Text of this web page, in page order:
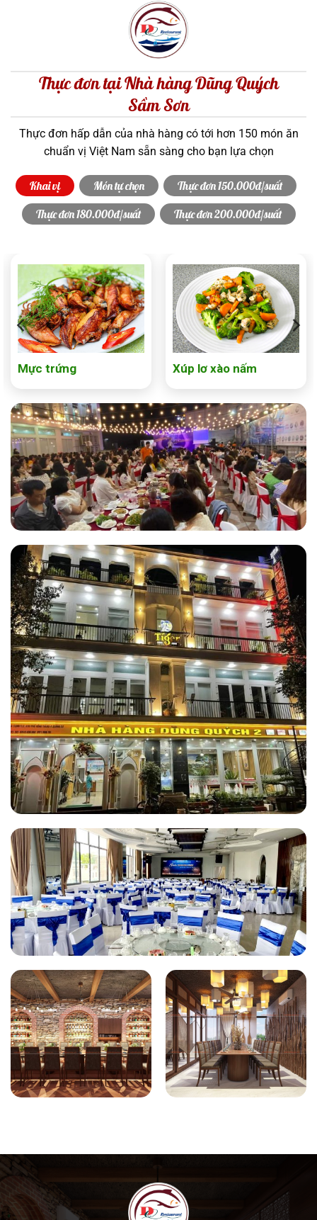
Thực đơn tại Nhà hàng Dũng Quých
Sầm Sơn
Thực đơn hấp dẫn của nhà hàng có tới hơn 150 món ăn
chuẩn vị Việt Nam sẵn sàng cho bạn lựa chọn
Khai vị Món tự chọn
Thực đơn 150.000đ/suất
Thực đơn 180.000đ/suất
Thực đơn 200.000đ/suất
Mực trứng Xúp lơ xào nấm